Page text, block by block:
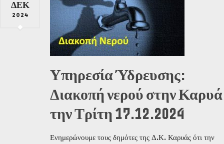
ΔΕΚ
2024
Υπηρεσία Ύδρευσης:
Διακοπή νερού στην Καρυά
την Τρίτη 17.12.2024
Ενημερώνουμε τους δημότες της Δ.Κ. Καρυάς ότι την